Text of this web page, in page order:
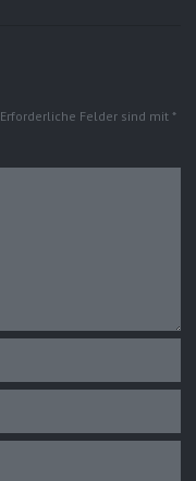
Erforderliche Felder sind mit *